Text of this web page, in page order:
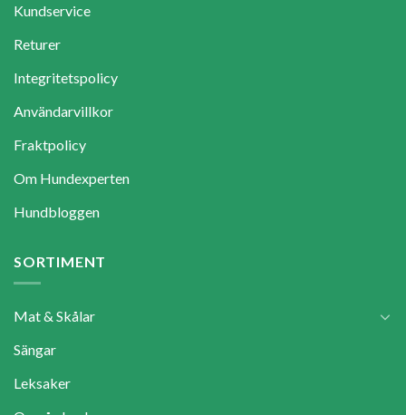
Kundservice
Returer
Integritetspolicy
Användarvillkor
Fraktpolicy
Om Hundexperten
Hundbloggen
SORTIMENT
Mat & Skålar
Sängar
Leksaker